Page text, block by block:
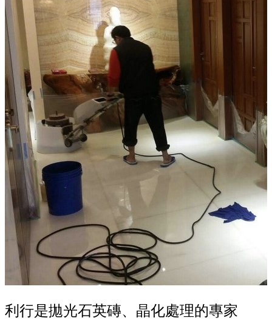
利行是拋光石英磚、晶化處理的專家